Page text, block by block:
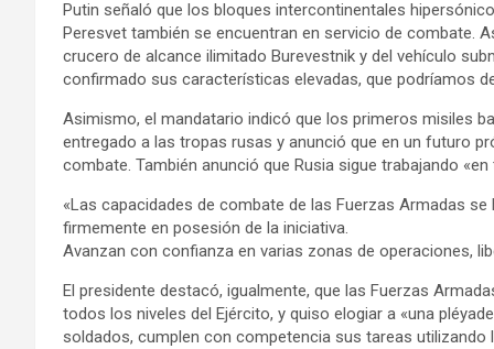
Putin señaló que los bloques intercontinentales
Peresvet también se encuentran en servicio de combate.
crucero de alcance ilimitado Burevestnik y del vehículo
confirmado sus características elevadas, que podríamos
Asimismo, el mandatario indicó que los primeros misiles
entregado a las tropas rusas y anunció que en un futuro
combate. También anunció que Rusia sigue trabajando
«Las capacidades de combate de las Fuerzas Armadas
firmemente en posesión de la iniciativa.
Avanzan con confianza en varias zonas de operaciones,
El presidente destacó, igualmente, que las Fuerzas
todos los niveles del Ejército, y quiso elogiar a «una
soldados, cumplen con competencia sus tareas